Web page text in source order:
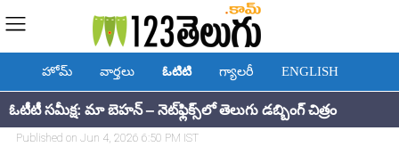
హోమ్ వార్తలు ఓటిటి గ్యాలరీ ENGLISH
ఓటీటీ సమీక్ష: మా బెహన్ – నెట్‌ఫ్లిక్స్‌లో తెలుగు డబ్బింగ్ చిత్రం
Published on Jun 4, 2026 6:50 PM IST